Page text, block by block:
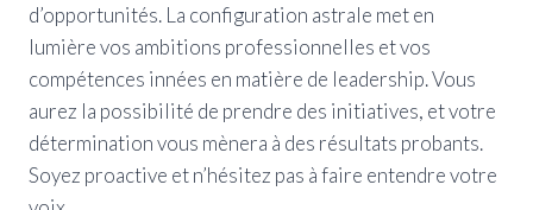
d’opportunités. La configuration astrale met en
lumière vos ambitions professionnelles et vos
compétences innées en matière de leadership. Vous
aurez la possibilité de prendre des initiatives, et votre
détermination vous mènera à des résultats probants.
Soyez proactive et n’hésitez pas à faire entendre votre